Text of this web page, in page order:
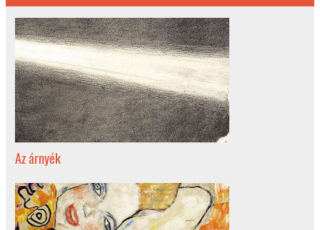
Az árnyék